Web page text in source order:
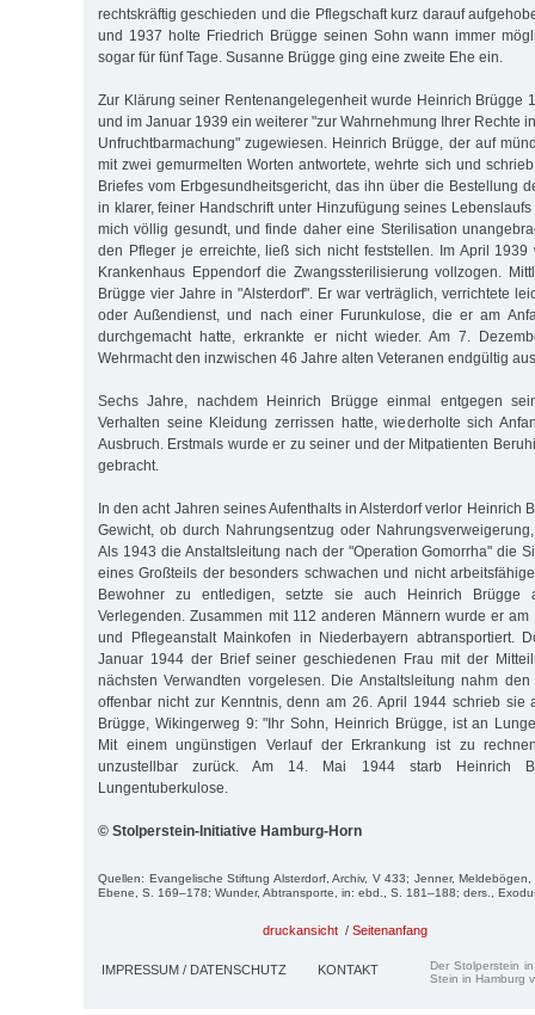
rechtskräftig geschieden und die Pflegschaft kurz darauf
und 1937 holte Friedrich Brügge seinen Sohn wann immer
sogar für fünf Tage. Susanne Brügge ging eine zweite Ehe ein.
Zur Klärung seiner Rentenangelegenheit wurde Heinrich Brügge
und im Januar 1939 ein weiterer "zur Wahrnehmung Ihrer Rechte
Unfruchtbarmachung" zugewiesen. Heinrich Brügge, der auf
mit zwei gemurmelten Worten antwortete, wehrte sich und
Briefes vom Erbgesundheitsgericht, das ihn über die Bestellung
in klarer, feiner Handschrift unter Hinzufügung seines
mich völlig gesundt, und finde daher eine Sterilisation
den Pfleger je erreichte, ließ sich nicht feststellen. Im April 1939
Krankenhaus Eppendorf die Zwangssterilisierung vollzogen.
Brügge vier Jahre in "Alsterdorf". Er war verträglich, verrichtete
oder Außendienst, und nach einer Furunkulose, die er am
durchgemacht hatte, erkrankte er nicht wieder. Am 7.
Wehrmacht den inzwischen 46 Jahre alten Veteranen endgültig
Sechs Jahre, nachdem Heinrich Brügge einmal entgegen
Verhalten seine Kleidung zerrissen hatte, wiederholte sich
Ausbruch. Erst­mals wurde er zu seiner und der Mitpatienten
gebracht.
In den acht Jahren seines Aufenthalts in Alsterdorf verlor Heinrich
Gewicht, ob durch Nahrungsentzug oder
Als 1943 die Anstaltsleitung nach der "Operation Gomorrha" die
eines Großteils der besonders schwachen und nicht
Bewohner zu entledigen, setzte sie auch Heinrich
Verlegenden. Zusammen mit 112 anderen Män­nern wurde er
und Pflegeanstalt Mainkofen in Niederbayern abtransportiert.
Januar 1944 der Brief seiner geschiedenen Frau mit der
nächsten Verwandten vorgelesen. Die Anstaltsleitung nahm
offenbar nicht zur Kenntnis, denn am 26. April 1944 schrieb sie
Brügge, Wikingerweg 9: "Ihr Sohn, Heinrich Brügge, ist an
Mit einem ungünstigen Verlauf der Erkrankung ist zu
unzustellbar zurück. Am 14. Mai 1944 starb Heinrich
Lungentuberkulose.
© Stolperstein-Initiative Hamburg-Horn
Quellen: Evangelische Stiftung Alsterdorf, Archiv, V 433; Jenner,
Ebene, S. 169–178; Wunder, Abtransporte, in: ebd., S. 181–188; ders.,
druckansicht / Seitenanfang
IMPRESSUM / DATENSCHUTZ KONTAKT
Der Stolperstein
Stein in Hamburg